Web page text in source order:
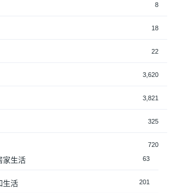
8
18
22
3,620
3,821
325
720
家生活 63
生活 201